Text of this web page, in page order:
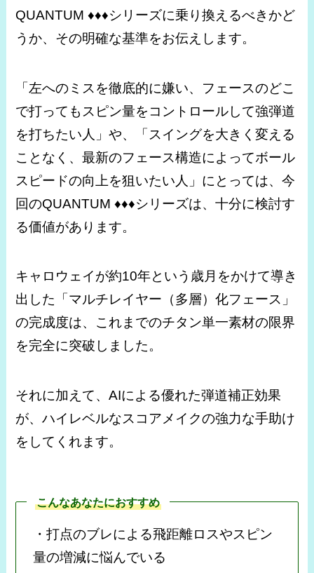
QUANTUM ♦♦♦シリーズに乗り換えるべきかど
うか、その明確な基準をお伝えします。
「左へのミスを徹底的に嫌い、フェースのどこ
で打ってもスピン量をコントロールして強弾道
を打ちたい人」や、「スイングを大きく変える
ことなく、最新のフェース構造によってボール
スピードの向上を狙いたい人」にとっては、今
回のQUANTUM ♦♦♦シリーズは、十分に検討す
る価値があります。
キャロウェイが約10年という歳月をかけて導き
出した「マルチレイヤー（多層）化フェース」
の完成度は、これまでのチタン単一素材の限界
を完全に突破しました。
それに加えて、AIによる優れた弾道補正効果
が、ハイレベルなスコアメイクの強力な手助け
をしてくれます。
こんなあなたにおすすめ
・打点のブレによる飛距離ロスやスピン
量の増減に悩んでいる